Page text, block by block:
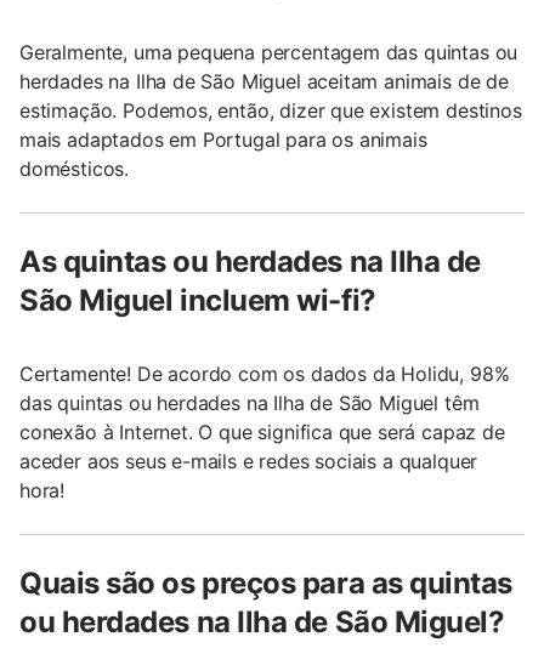
Geralmente, uma pequena percentagem das quintas ou
herdades na Ilha de São Miguel aceitam animais de de
estimação. Podemos, então, dizer que existem destinos
mais adaptados em Portugal para os animais
domésticos.
As quintas ou herdades na Ilha de
São Miguel incluem wi-fi?
Certamente! De acordo com os dados da Holidu, 98%
das quintas ou herdades na Ilha de São Miguel têm
conexão à Internet. O que significa que será capaz de
aceder aos seus e-mails e redes sociais a qualquer
hora!
Quais são os preços para as quintas
ou herdades na Ilha de São Miguel?